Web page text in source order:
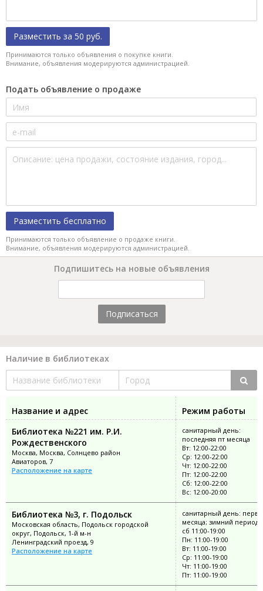
Разместить за 50 руб.
Принимаются только объявления о покупке книги.
Внимание, объявления модерируются администрацией.
Подать объявление о продаже
Разместить бесплатно
Принимаются только объявление о продаже книги.
Внимание, объявления модерируются администрацией.
Подпишитесь на новые объявления
Подписаться
Наличие в библиотеках
Название и адрес
Режим работы
Библиотека №221 им. Р.И.
Рождественского
Москва, Москва, Солнцево район
Авиаторов, 7
Расположение на карте
санитарный день:
последняя пт месяца
Вт: 12:00-22:00
Ср: 12:00-22:00
Чт: 12:00-22:00
Пт: 12:00-22:00
Сб: 12:00-22:00
Вс: 12:00-20:00
Библиотека №3, г. Подольск
Московская область, Подольск городской
округ, Подольск, 1-й м-н
Ленинградский проезд, 9
Расположение на карте
санитарный день:
месяца; зимний период:
сб 11:00-19:00
Пн: 11:00-19:00
Вт: 11:00-19:00
Ср: 11:00-19:00
Чт: 11:00-19:00
Пт: 11:00-19:00